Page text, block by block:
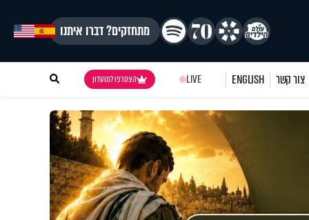
מתחזקים? דברו איתנו
צור קשר ENGLISH
LIVE הצטרפו למועדון